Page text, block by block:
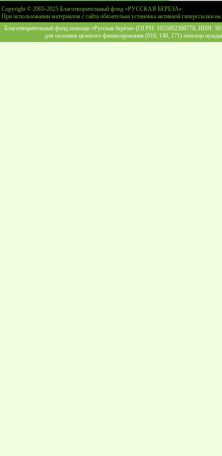
Copyright © 2005-2025 Благотворительный фонд «РУССКАЯ БЕРЕЗА»
При использовании материалов с сайта обязательна установка активной гиперссылки
Благотворительный фонд помощи «Русская берёза» (ОГРН: 1055002308778, ИНН:
для оказания целевого финансирования (010, 140, 171) помощи